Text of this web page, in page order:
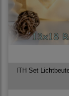
ITH Set